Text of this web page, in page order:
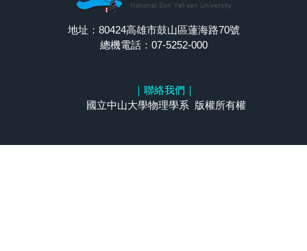
地址：80424高雄市鼓山區蓮海路70號
總機電話：07-5252-000
｜ 聯絡我們 ｜
國立中山大學物理學系 版權所有權